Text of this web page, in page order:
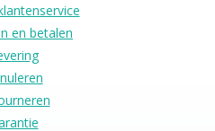
en betalen